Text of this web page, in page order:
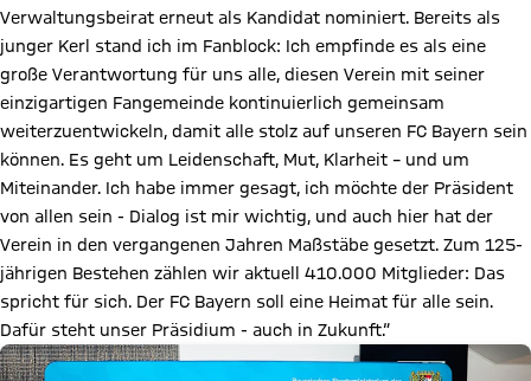
Verwaltungsbeirat erneut als Kandidat nominiert. Bereits als
junger Kerl stand ich im Fanblock: Ich empfinde es als eine
große Verantwortung für uns alle, diesen Verein mit seiner
einzigartigen Fangemeinde kontinuierlich gemeinsam
weiterzuentwickeln, damit alle stolz auf unseren FC Bayern sein
können. Es geht um Leidenschaft, Mut, Klarheit – und um
Miteinander. Ich habe immer gesagt, ich möchte der Präsident
von allen sein - Dialog ist mir wichtig, und auch hier hat der
Verein in den vergangenen Jahren Maßstäbe gesetzt. Zum 125-
jährigen Bestehen zählen wir aktuell 410.000 Mitglieder: Das
spricht für sich. Der FC Bayern soll eine Heimat für alle sein.
Dafür steht unser Präsidium - auch in Zukunft.“